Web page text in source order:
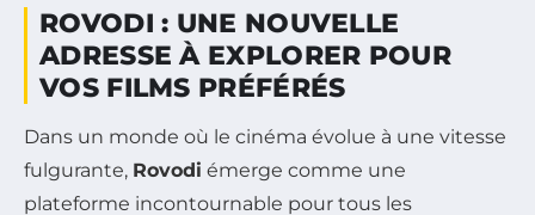
ROVODI : UNE NOUVELLE
ADRESSE À EXPLORER POUR
VOS FILMS PRÉFÉRÉS
Dans un monde où le cinéma évolue à une vitesse
fulgurante, Rovodi émerge comme une
plateforme incontournable pour tous les